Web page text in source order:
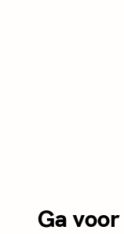
Ga voor